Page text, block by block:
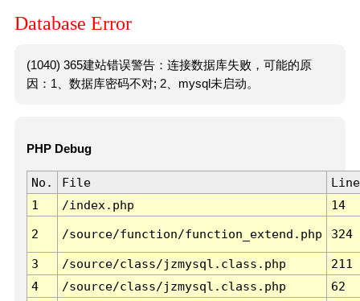
Database Error
(1040) 365建站错误警告：连接数据库失败，可能的原
因：1、数据库密码不对; 2、mysql未启动。
PHP Debug
No. File
Line
1
/index.php 14
2 /source/function/function_extend.php 324
3 /source/class/jzmysql.class.php
211
4
/source/class/jzmysql.class.php
62